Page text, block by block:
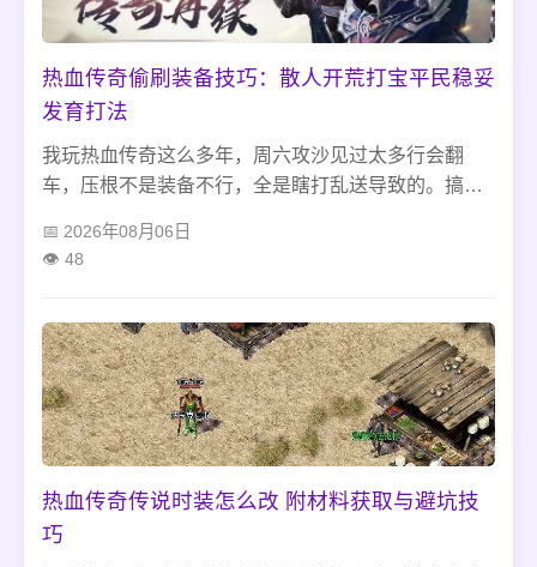
热血传奇偷刷装备技巧：散人开荒打宝平民稳妥
发育打法
我玩热血传奇这么多年，周六攻沙见过太多行会翻
车，压根不是装备不行，全是瞎打乱送导致的。搞懂
路拉扯、死守复活点、稳步攻坚皇宫就行，别犯扎堆
2026年08月06日
48
热血传奇传说时装怎么改 附材料获取与避坑技
巧